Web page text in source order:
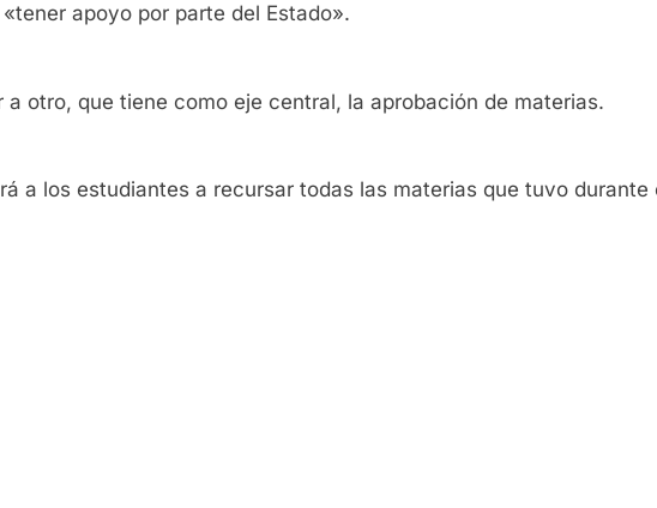
apoyo por parte del Estado».
otro, que tiene como eje central, la aprobación de materias.
a los estudiantes a recursar todas las materias que tuvo